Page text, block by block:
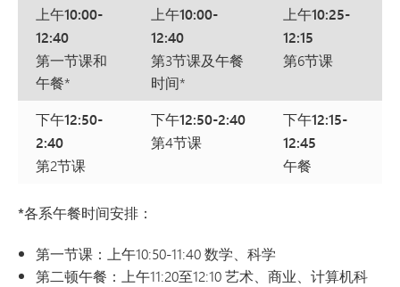
上午10:00-
12:40
第一节课和
午餐*
上午10:00-
12:40
第3节课及午餐
时间*
上午10:25-
12:15
第6节课
下午12:50-
2:40
第2节课
下午12:50-2:40
第4节课
下午12:15-
12:45
午餐
*各系午餐时间安排：
第一节课：上午10:50-11:40 数学、科学
第二顿午餐：上午11:20至12:10 艺术、商业、计算机科